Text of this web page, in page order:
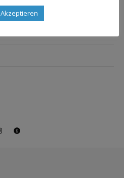
Akzeptieren